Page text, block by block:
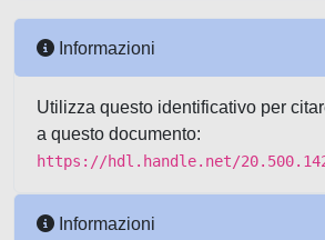
Informazioni
Utilizza questo identificativo per
a questo documento:
https://hdl.handle.net/
Informazioni